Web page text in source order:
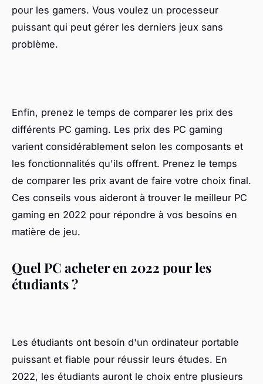
pour les gamers. Vous voulez un processeur
puissant qui peut gérer les derniers jeux sans
problème.
Enfin, prenez le temps de comparer les prix des
différents PC gaming. Les prix des PC gaming
varient considérablement selon les composants et
les fonctionnalités qu'ils offrent. Prenez le temps
de comparer les prix avant de faire votre choix final.
Ces conseils vous aideront à trouver le meilleur PC
gaming en 2022 pour répondre à vos besoins en
matière de jeu.
Quel PC acheter en 2022 pour les
étudiants ?
Les étudiants ont besoin d'un ordinateur portable
puissant et fiable pour réussir leurs études. En
2022, les étudiants auront le choix entre plusieurs